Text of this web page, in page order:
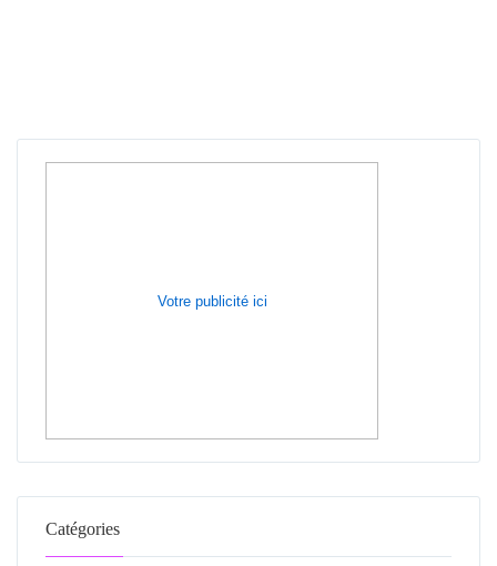
Votre publicité ici
Catégories